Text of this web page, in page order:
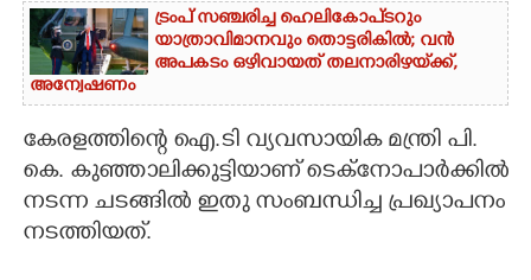
ട്രംപ് സഞ്ചരിച്ച ഹെലികോപ്‌ടറും
യാത്രാവിമാനവും തൊട്ടരികിൽ; വൻ
അപകടം ഒഴിവായത് തലനാരിഴയ്‌ക്ക്,
അന്വേഷണം
കേരളത്തിന്റെ ഐ.ടി വ്യവസായിക മന്ത്രി പി.
കെ. കുഞ്ഞാലിക്കുട്ടിയാണ് ടെക്നോപാർക്കിൽ
നടന്ന ചടങ്ങിൽ ഇതു സംബന്ധിച്ച പ്രഖ്യാപനം
നടത്തിയത്.